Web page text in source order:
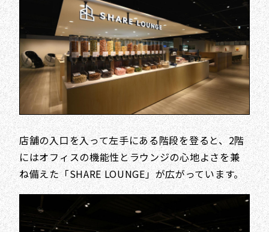
店舗の入口を入って左手にある階段を登ると、2階
にはオフィスの機能性とラウンジの心地よさを兼
ね備えた「SHARE LOUNGE」が広がっています。